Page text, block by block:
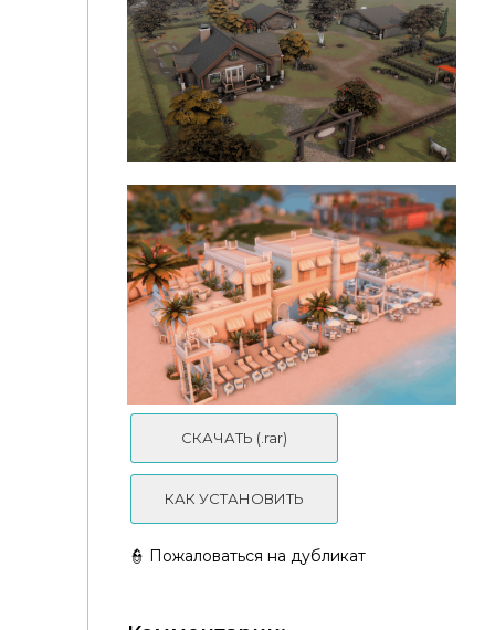
Бридж-парк
Ранчо "Долина Роз" (NO CC)
СКАЧАТЬ (.rar)
КАК УСТАНОВИТЬ
👮 Пожаловаться на дубликат